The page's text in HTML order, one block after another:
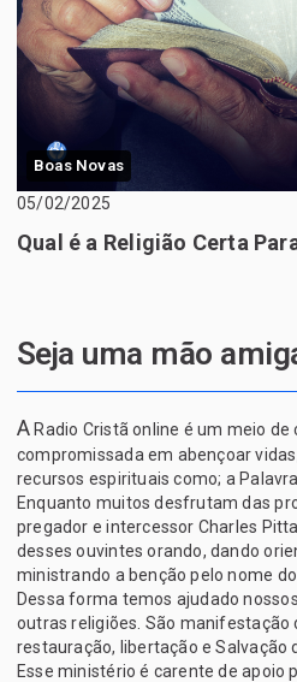
Boas Novas
05/02/2025
Qual é a Religião Certa
ARadio Cristã online é um meio de
compromissada em abençoar
recursos espirituais como; a
Enquanto muitos desfrutam das
pregador e intercessor Charles
desses ouvintes orando, dando
ministrando a benção pelo nome do
Dessa forma temos ajudado
outras religiões. São manifestação
restauração, libertação e Salvação
Esse ministério é carente de apoio